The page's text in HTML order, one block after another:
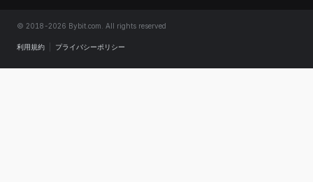
© 2018-2026 Bybit.com. All rights reserved
利用規約 プライバシーポリシー